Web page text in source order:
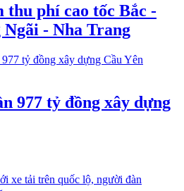
phí cao tốc Bắc -
Ngãi - Nha Trang
977 tỷ đồng xây dựng